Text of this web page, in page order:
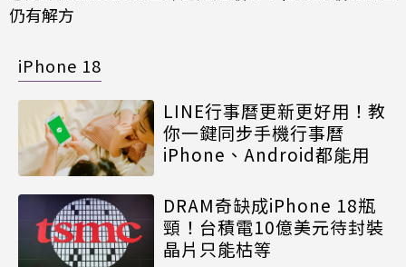
仍有解方
iPhone 18
LINE行事曆更新更好用！教
你一鍵同步手機行事曆
iPhone、Android都能用
DRAM奇缺成iPhone 18瓶
頸！台積電10億美元待封裝
晶片只能枯等